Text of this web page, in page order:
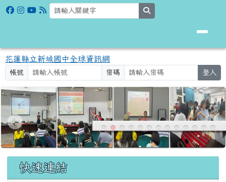
跳至主內容區
花蓮縣立新城國中全球資訊網
花蓮縣立新城國中全球資訊網
帳號 密碼 登入
上中區域內容
快速連結
頁尾區域